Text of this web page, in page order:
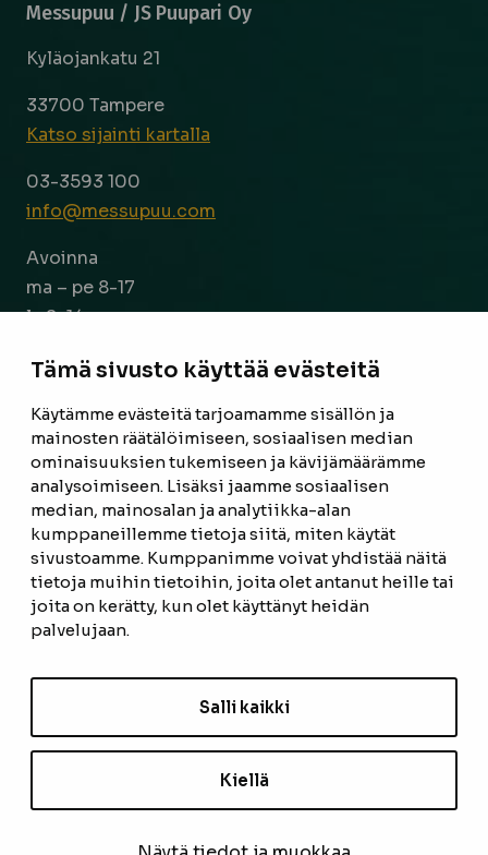
Tämä sivusto käyttää evästeitä
Käytämme evästeitä tarjoamamme sisällön ja
mainosten räätälöimiseen, sosiaalisen median
ominaisuuksien tukemiseen ja kävijämäärämme
analysoimiseen. Lisäksi jaamme sosiaalisen
median, mainosalan ja analytiikka-alan
kumppaneillemme tietoja siitä, miten käytät
sivustoamme. Kumppanimme voivat yhdistää näitä
tietoja muihin tietoihin, joita olet antanut heille tai
joita on kerätty, kun olet käyttänyt heidän
palvelujaan.
Salli kaikki
Kiellä
Messupuu / JS Puupari Oy
Kyläojankatu 21
33700 Tampere
Katso sijainti kartalla
03-3593 100
info@messupuu.com
Avoinna
ma – pe 8-17
la 9-14
FacebookInstagram
ETUSIVU
TUOTTEET
REFERENSSIT
OTA YHTEYTTÄ
TIETOSUOJASELOSTE